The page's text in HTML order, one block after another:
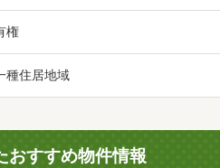
権
種住居地域
おすすめ物件情報